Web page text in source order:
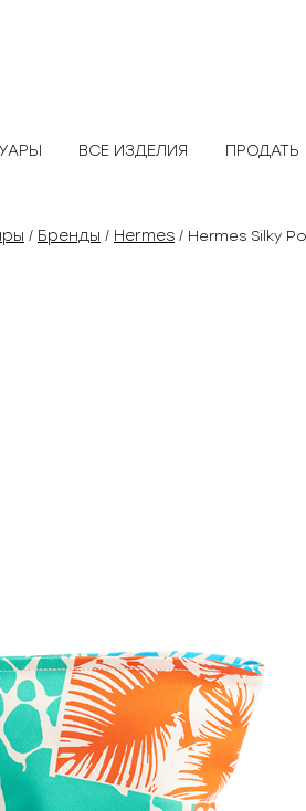
ВСЕ ИЗДЕЛИЯ ПРОДАТЬ
/ Бренды / Hermes / Hermes Silky